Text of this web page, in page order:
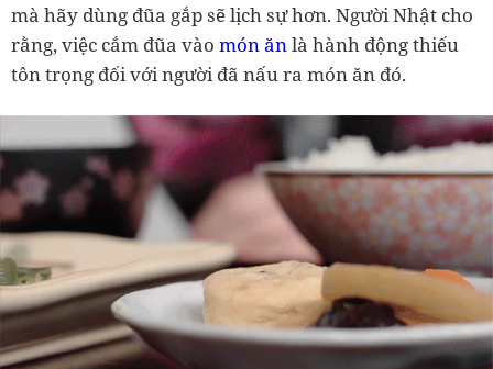
mà hãy dùng đũa gắp sẽ lịch sự hơn. Người Nhật cho
rằng, việc cắm đũa vào món ănlà hành động thiếu
tôn trọng đối với người đã nấu ra món ăn đó.